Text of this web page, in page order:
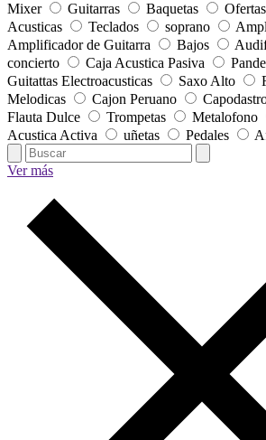
Mixer
Guitarras Baquetas Ofertas
Acusticas
Teclados soprano
Amplificador de Guitarra
Bajos
concierto
Caja Acustica Pasiva
Guitattas Electroacusticas
Saxo Alto
Melodicas
Cajon Peruano
Flauta Dulce
Trompetas Metalofono
Acustica Activa
uñetas Pedales
Ver más